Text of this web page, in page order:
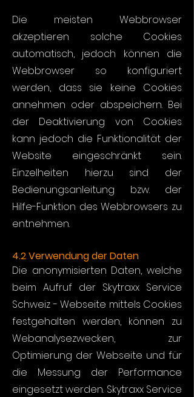
Die meisten Webbrowser
akzeptieren solche Cookies
automatisch, jedoch können die
Webbrowser so konfiguriert
werden, dass sie keine Cookies
annehmen oder abspeichern. Bei
der Deaktivierung von Cookies
kann jedoch die Funktionalität der
Website eingeschränkt sein.
Einzelheiten hierzu sind der
Bedienungsanleitung bzw. der
Hilfe-Funktion des Webbrowsers zu
entnehmen.
4.2 Verwendung der Daten
Die anonymisierten Daten, welche
beim Aufruf der Skytraxx Service
Schweiz - Webseite mittels Cookies
festgehalten werden, können zu
Webanalysezwecken, zur
Optimierung der Webseite und für
die Messung der Performance
eingesetzt werden. Skytraxx Service